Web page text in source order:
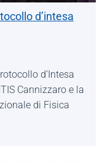
d’intesa
d’Intesa
Cannizzaro e la
di Fisica